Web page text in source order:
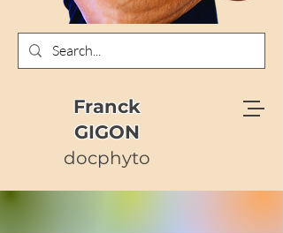
Franck
GIGON
docphyto